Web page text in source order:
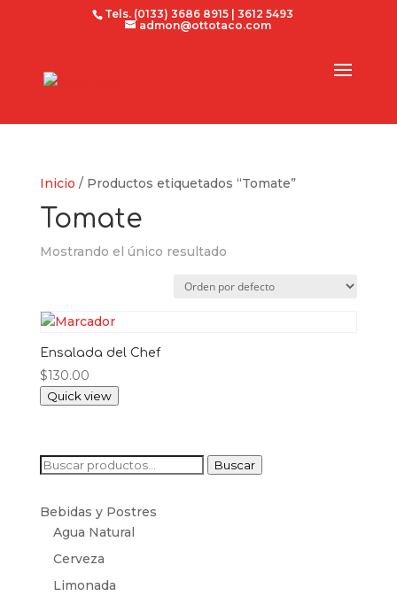
Tels. (0133) 3686 8915 | 3612 5493
admon@ottotaco.com
Inicio / Productos etiquetados “Tomate”
Tomate
Mostrando el único resultado
Ensalada del Chef
$130.00
Quick view
Buscar
Buscar
Bebidas y Postres
Agua Natural
Cerveza
Limonada